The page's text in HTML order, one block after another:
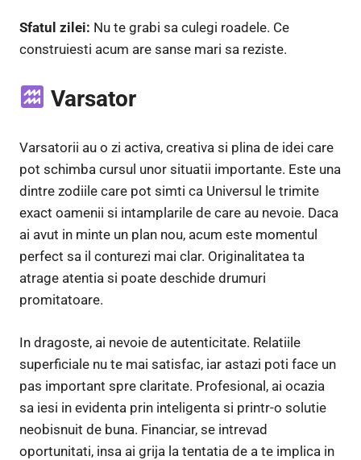
Sfatul zilei: Nu te grabi sa culegi roadele. Ce
construiesti acum are sanse mari sa reziste.
Varsator
Varsatorii au o zi activa, creativa si plina de idei care
pot schimba cursul unor situatii importante. Este una
dintre zodiile care pot simti ca Universul le trimite
exact oamenii si intamplarile de care au nevoie. Daca
ai avut in minte un plan nou, acum este momentul
perfect sa il conturezi mai clar. Originalitatea ta
atrage atentia si poate deschide drumuri
promitatoare.
In dragoste, ai nevoie de autenticitate. Relatiile
superficiale nu te mai satisfac, iar astazi poti face un
pas important spre claritate. Profesional, ai ocazia
sa iesi in evidenta prin inteligenta si printr-o solutie
neobisnuit de buna. Financiar, se intrevad
oportunitati, insa ai grija la tentatia de a te implica in